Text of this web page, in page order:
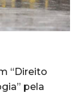
“Direito
pela